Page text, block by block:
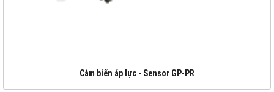
Cảm biến áp lực - Sensor GP-PR